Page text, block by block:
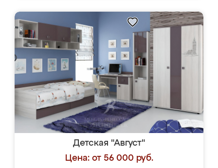
Детская "Август"
Цена: от 56 000 руб.